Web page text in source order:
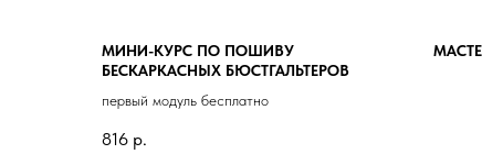
МИНИ-КУРС ПО ПОШИВУ
БЕСКАРКАСНЫХ БЮСТГАЛЬТЕРОВ
первый модуль бесплатно
816 р.